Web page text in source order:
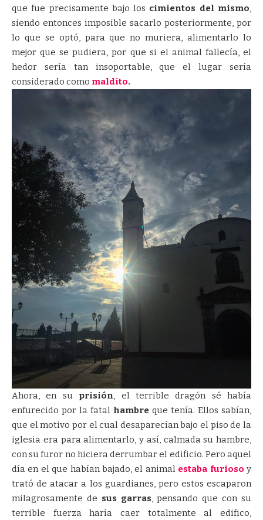
que fue precisamente bajo los cimientos del mismo,
siendo entonces imposible sacarlo posteriormente, por
lo que se optó, para que no muriera, alimentarlo lo
mejor que se pudiera, por que si el animal fallecía, el
hedor sería tan insoportable, que el lugar sería
considerado como maldito.
Ahora, en su prisión, el terrible dragón sé había
enfurecido por la fatal hambre que tenía. Ellos sabían,
que el motivo por el cual desaparecían bajo el piso de la
iglesia era para alimentarlo, y así, calmada su hambre,
con su furor no hiciera derrumbar el edificio. Pero aquel
día en el que habían bajado, el animal estaba furioso y
trató de atacar a los guardianes, pero estos escaparon
milagrosamente de sus garras, pensando que con su
terrible fuerza haría caer totalmente al edifico,